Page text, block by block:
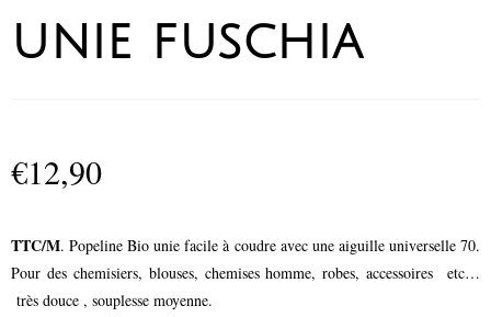
unie fuschia
€12,90
TTC/M. Popeline Bio unie facile à coudre avec une aiguille universelle 70.
Pour des chemisiers, blouses, chemises homme, robes, accessoires etc…
très douce , souplesse moyenne.